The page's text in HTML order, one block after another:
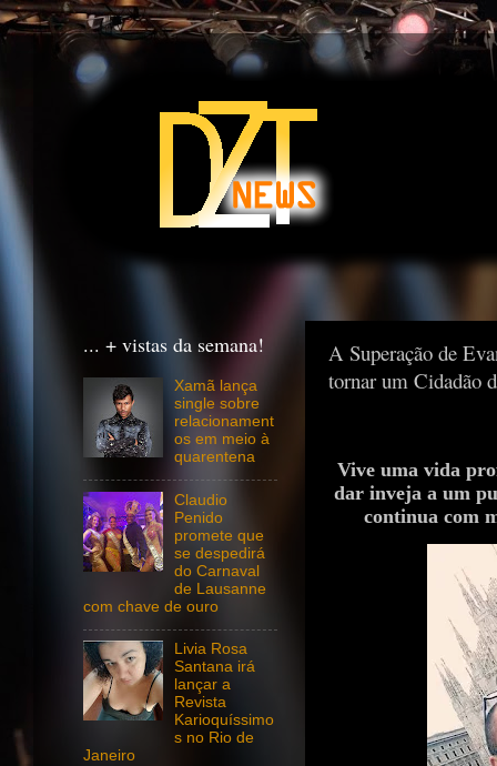
A Superação de
tornar um Cidadão
Vive uma vida
dar inveja a um
continua com
... + vistas da semana!
Xamã lança
single sobre
relacionament
os em meio à
quarentena
Claudio
Penido
promete que
se despedirá
do Carnaval
de Lausanne
com chave de ouro
Livia Rosa
Santana irá
lançar a
Revista
Karioquíssimo
s no Rio de
Janeiro